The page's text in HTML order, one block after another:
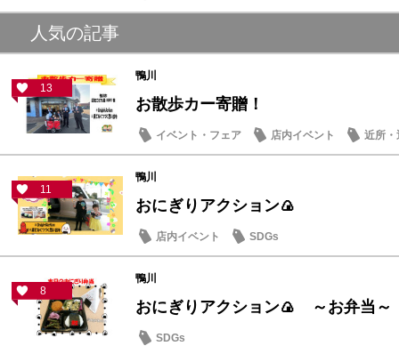
人気の記事
13
鴨川
お散歩カー寄贈！
イベント・フェア 店内イベント 近所・
11
鴨川
おにぎりアクション🍙
店内イベント SDGs
8
鴨川
おにぎりアクション🍙 ～お弁当～
SDGs